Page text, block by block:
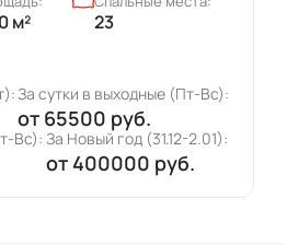
570 м²
(Пн-Пт):За сутки в выходные (Пт-
от50000 руб.
(Пт-Вс):За Новый год (31.12-
от 280000 руб.